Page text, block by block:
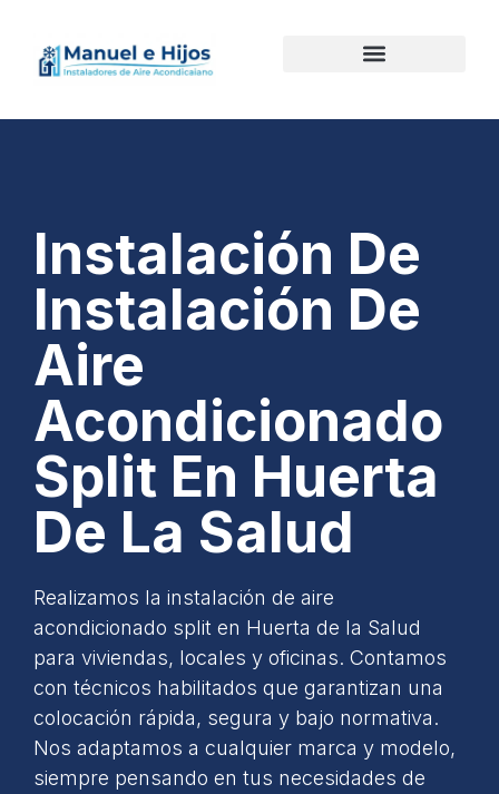
Instalación De
Instalación De
Aire
Acondicionado
Split En Huerta
De La Salud
Realizamos la instalación de aire
acondicionado split en Huerta de la Salud
para viviendas, locales y oficinas. Contamos
con técnicos habilitados que garantizan una
colocación rápida, segura y bajo normativa.
Nos adaptamos a cualquier marca y modelo,
siempre pensando en tus necesidades de